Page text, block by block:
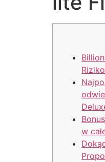
Riziko
w